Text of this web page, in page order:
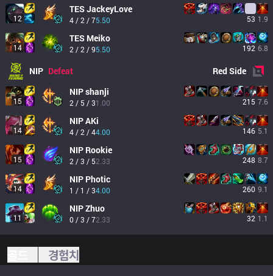
12
TESJackeyLove
4 / 2 / 75.50 53 1.9
14
TES Meiko
2 / 2 / 95.50 192 6.8
NIP Defeat RedSide
15
NIPshanji
2 / 5 / 31.00 215 7.6
14
NIPAKi
4 / 2 / 44.00 146 5.1
15
NIP Rookie
2 / 3 / 52.33 248 8.7
14
NIP Photic
1 / 1 / 34.00 260 9.1
11
NIPZhuo
0 / 3 / 72.33 32 1.1
경험치